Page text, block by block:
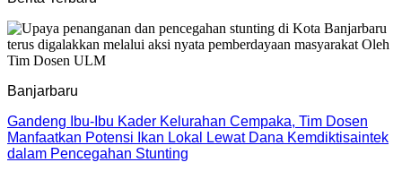
Banjarbaru
Gandeng Ibu-Ibu Kader Kelurahan Cempaka, Tim Dosen
Manfaatkan Potensi Ikan Lokal Lewat Dana Kemdiktisaintek
dalam Pencegahan Stunting